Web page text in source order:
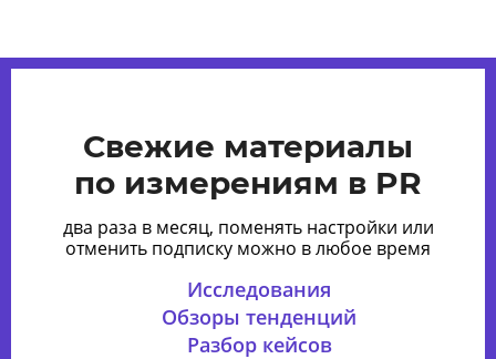
Свежие материалы
по измерениям в PR
два раза в месяц, поменять настройки или
отменить подписку можно в любое время
Исследования
Обзоры тенденций
Разбор кейсов